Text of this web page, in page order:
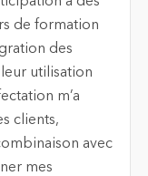
de formation
des
utilisation
m’a
clients,
avec
mes